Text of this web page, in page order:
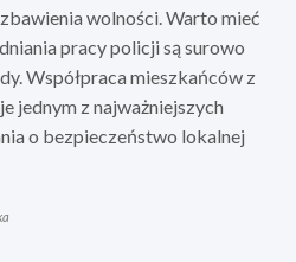
wolności. Warto mieć
pracy policji są surowo
Współpraca mieszkańców z
jednym z najważniejszych
o bezpieczeństwo lokalnej